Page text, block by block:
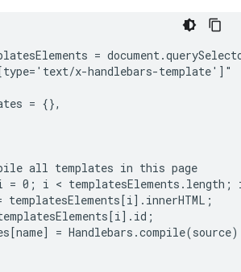
=
x-handlebars-template']"
= {},
all templates in this page
= 0; i < templatesElements.length;
templatesElements[i].innerHTML;
=